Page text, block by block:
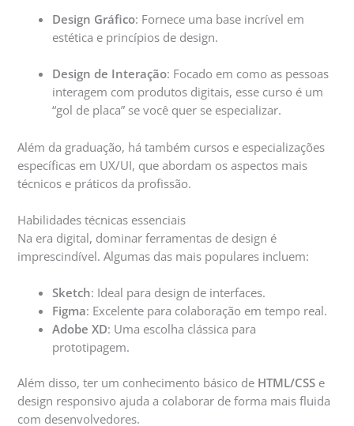
Design Gráfico: Fornece uma base incrível em
estética e princípios de design.
Design de Interação: Focado em como as pessoas
interagem com produtos digitais, esse curso é um
“gol de placa” se você quer se especializar.
Além da graduação, há também cursos e especializações
específicas em UX/UI, que abordam os aspectos mais
técnicos e práticos da profissão.
Habilidades técnicas essenciais
Na era digital, dominar ferramentas de design é
imprescindível. Algumas das mais populares incluem:
Sketch: Ideal para design de interfaces.
Figma: Excelente para colaboração em tempo real.
Adobe XD: Uma escolha clássica para
prototipagem.
Além disso, ter um conhecimento básico de HTML/CSS e
design responsivo ajuda a colaborar de forma mais fluida
com desenvolvedores.